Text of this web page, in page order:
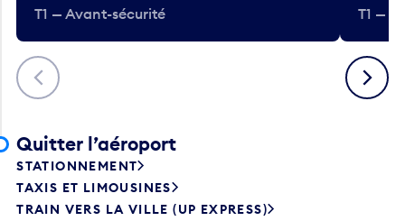
Précédent
T1 — Avant-sécurité
T1 —
Suivant
Quitter l’aéroport
STATIONNEMENT
TAXIS ET LIMOUSINES
TRAIN VERS LA VILLE (UP EXPRESS)